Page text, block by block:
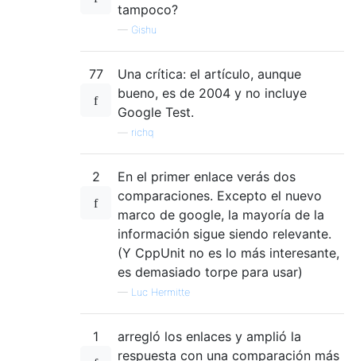
tampoco?
— Gishu
77
Una crítica: el artículo, aunque
bueno, es de 2004 y no incluye
Google Test.
richq
2
En el primer enlace verás dos
comparaciones. Excepto el nuevo
marco de google, la mayoría de la
información sigue siendo relevante.
(Y CppUnit no es lo más interesante,
es demasiado torpe para usar)
— Luc Hermitte
1
arregló los enlaces y amplió la
respuesta con una comparación más